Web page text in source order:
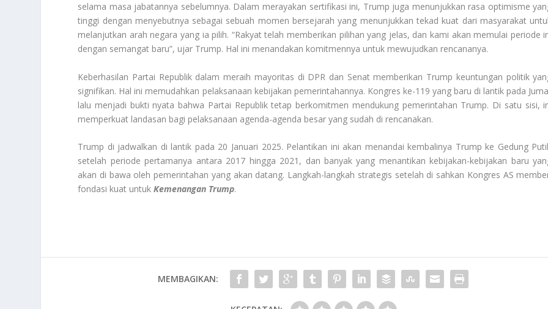
selama masa jabatannya sebelumnya. Dalam merayakan sertifikasi ini, Trump juga menunjukkan rasa optimisme
tinggi dengan menyebutnya sebagai sebuah momen bersejarah yang menunjukkan tekad kuat dari masyarakat
melanjutkan arah negara yang ia pilih. “Rakyat telah memberikan pilihan yang jelas, dan kami akan memulai periode
dengan semangat baru”, ujar Trump. Hal ini menandakan komitmennya untuk mewujudkan rencananya.
Keberhasilan Partai Republik dalam meraih mayoritas di DPR dan Senat memberikan Trump keuntungan politik
signifikan. Hal ini memudahkan pelaksanaan kebijakan pemerintahannya. Kongres ke-119 yang baru di lantik pada
lalu menjadi bukti nyata bahwa Partai Republik tetap berkomitmen mendukung pemerintahan Trump. Di satu sisi,
memperkuat landasan bagi pelaksanaan agenda-agenda besar yang sudah di rencanakan.
Trump di jadwalkan di lantik pada 20 Januari 2025. Pelantikan ini akan menandai kembalinya Trump ke Gedung
setelah periode pertamanya antara 2017 hingga 2021, dan banyak yang menantikan kebijakan-kebijakan baru
akan di bawa oleh pemerintahan yang akan datang. Langkah-langkah strategis setelah di sahkan Kongres AS
fondasi kuat untukKemenangan Trump.
MEMBAGIKAN: